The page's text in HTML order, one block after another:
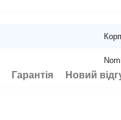
Гарантія Новий